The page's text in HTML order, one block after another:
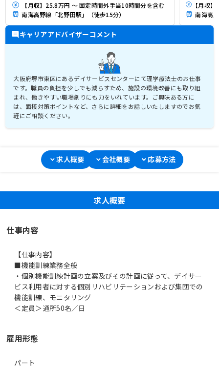
【月収】25.8万円 ～ 固定時間外手当10時間分を含む
南海高野線「北野田駅」（徒歩15分）
南海高
キャリアアドバイザーコメント
大阪府堺市東区にあるデイサービスセンターにて理学療法士のお仕事
です。職員の負担を少しでも減らすため、施設の環境改善にも取り組
まれ、働きやすい職場創りにも力をいれています。ご興味ある方に
は、面接対策ポイントなど、さらに詳細をお話しいたしますのでお気
軽にご相談ください。
求人概要 会社概要 応募方法
求人概要
仕事内容
【仕事内容】
■機能訓練業務全般
・個別機能訓練計画の立案及びその計画に従って、デイサー
ビス利用者に対する個別リハビリテーションおよび集団での
機能訓練、モニタリング
＜定員＞通所50名／日
雇用形態
パート